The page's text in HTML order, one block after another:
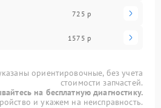
725 р
1575 р
ориентировочные, без учета
стоимости запчастей.
на бесплатную диагностику.
и укажем на неисправность.